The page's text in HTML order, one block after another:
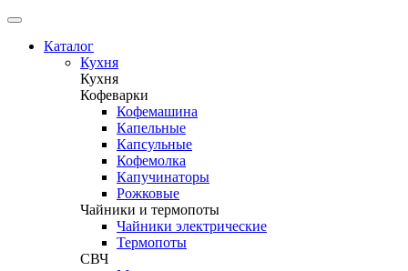
Каталог
Кухня
Кухня
Кофеварки
Кофемашина
Капельные
Капсульные
Кофемолка
Капучинаторы
Рожковые
Чайники и термопоты
Чайники электрические
Термопоты
СВЧ